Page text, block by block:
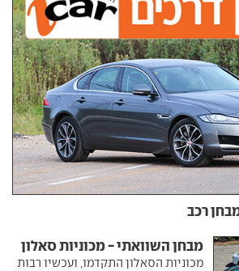
מבחן השוואתי - מכוניות סאלון
מכוניות הסאלון התקדמו, ועכשיו רבות